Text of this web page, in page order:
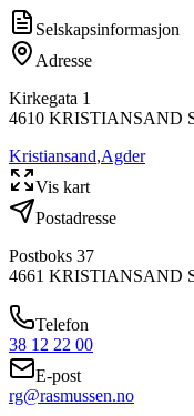
Selskapsinformasjon
Adresse
Kirkegata 1
4610 KRISTIANSAND
Kristiansand,Agder
Vis kart
Postadresse
Postboks 37
4661 KRISTIANSAND
Telefon
38 12 22 00
E-post
rg@rasmussen.no